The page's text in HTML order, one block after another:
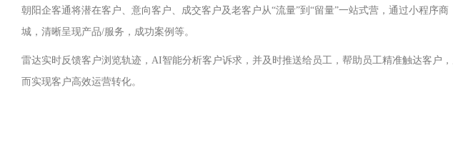
朝阳企客通将潜在客户、意向客户、成交客户及老客户从“流量”到“留量”一站式营，通过小程序商
城，清晰呈现产品/服务，成功案例等。
雷达实时反馈客户浏览轨迹，AI智能分析客户诉求，并及时推送给员工，帮助员工精准触达客户
而实现客户高效运营转化。